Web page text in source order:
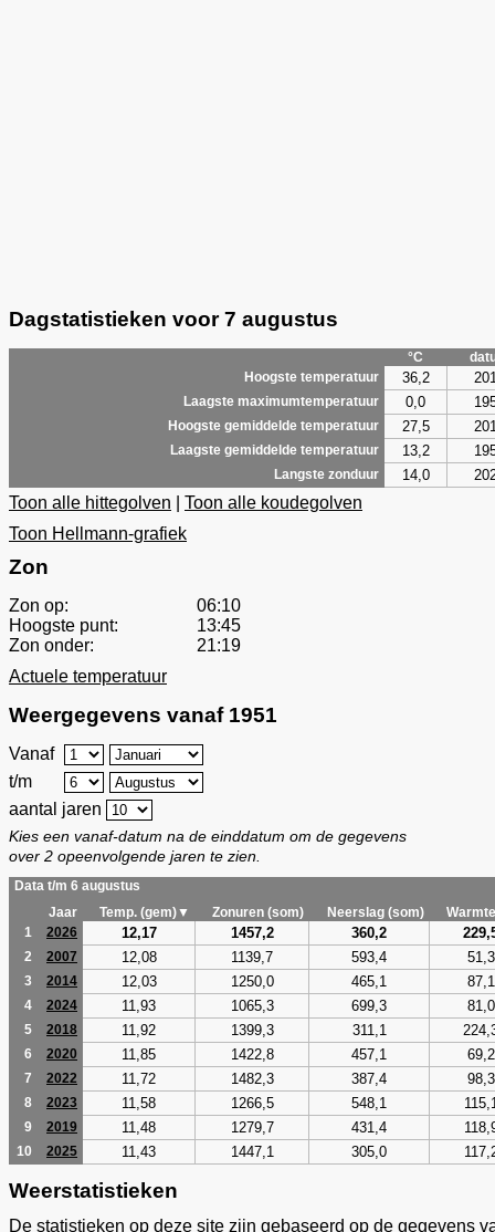
Dagstatistieken voor 7 augustus
°C
Hoogste temperatuur
36,2
Laagste maximumtemperatuur 0,0
Hoogste gemiddelde temperatuur 27,5
Laagste gemiddelde temperatuur 13,2
Langste zonduur 14,0
Toon alle hittegolven
Toon alle koudegolven
Toon Hellmann-grafiek
Zon
Zon op:
06:10
Hoogste punt:
13:45
Zon onder:
21:19
Actuele temperatuur
Weergegevens vanaf 1951
Vanaf
t/m
aantal jaren
Kies een vanaf-datum na de einddatum om de gegevens
over 2 opeenvolgende jaren te zien.
Data t/m 6 augustus
Jaar
Temp. (gem)▼ Zonuren (som) Neerslag (som)
1
2026 12,17 1457,2 360,2
2 2007 12,08 1139,7 593,4 51,3
3 2014 12,03 1250,0 465,1 87,1
4 2024 11,93 1065,3 699,3 81,0
5 2018 11,92 1399,3 311,1
6 2020 11,85 1422,8 457,1 69,2
7 2022 11,72 1482,3 387,4 98,3
8 2023 11,58 1266,5 548,1
9 2019 11,48 1279,7 431,4
10 2025 11,43 1447,1 305,0
Weerstatistieken
De statistieken op deze site zijn gebaseerd op de gegevens